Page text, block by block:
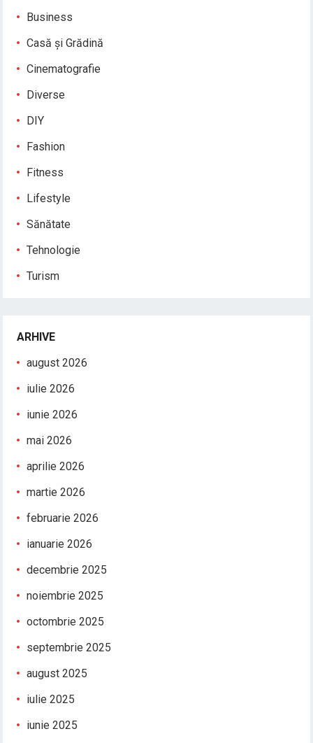
Business
Casă și Grădină
Cinematografie
Diverse
DIY
Fashion
Fitness
Lifestyle
Sănătate
Tehnologie
Turism
ARHIVE
august 2026
iulie 2026
iunie 2026
mai 2026
aprilie 2026
martie 2026
februarie 2026
ianuarie 2026
decembrie 2025
noiembrie 2025
octombrie 2025
septembrie 2025
august 2025
iulie 2025
iunie 2025